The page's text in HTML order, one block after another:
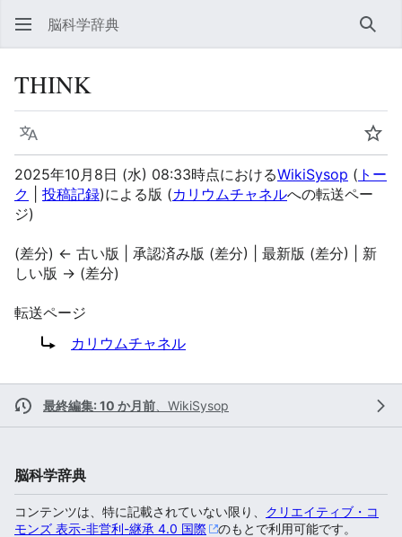
脳科学辞典 検索
THINK
言語
ウ
2025年10月8日 (水) 08:33時点におけるWikiSysop ( トー
ク
投稿記録)による版 (カリウムチャネルへの転送ペー
ジ)
(差分) ← 古い版 | 承認済み版 (差分) | 最新版 (差分) | 新
しい版 → (差分)
転送ページ
転送先:
カリウムチャネル
最終編集: 10 か月前 WikiSysop
脳科学辞典
コンテンツは、特に記載されていない限り、 クリエイティブ・コ
モンズ 表示-非営利-継承 4.0 国際
のもとで利用可能です。